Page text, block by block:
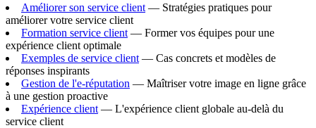
Améliorer son service client — Stratégies pratiques pour
améliorer votre service client
Formation service client — Former vos équipes pour une
expérience client optimale
Exemples de service client — Cas concrets et modèles de
réponses inspirants
Gestion de l'e-réputation — Maîtriser votre image en ligne grâce
à une gestion proactive
Expérience client — L'expérience client globale au-delà du
service client